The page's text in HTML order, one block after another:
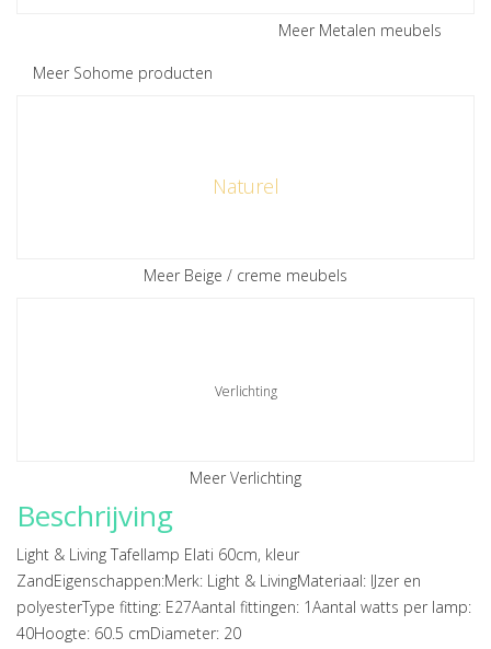
Meer Sohome producten
Meer Metalen meubels
Naturel
Meer Beige / creme meubels
Verlichting
Meer Verlichting
Beschrijving
Light & Living Tafellamp Elati 60cm, kleur
ZandEigenschappen:Merk: Light & LivingMateriaal: IJzer en
polyesterType fitting: E27Aantal fittingen: 1Aantal watts per lamp:
40Hoogte: 60.5 cmDiameter: 20